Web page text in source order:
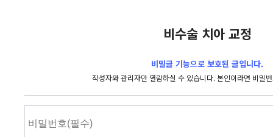
비수술 치아 교정
비밀글 기능으로 보호된 글입니다.
작성자와 관리자만 열람하실 수 있습니다. 본인이라면 비밀